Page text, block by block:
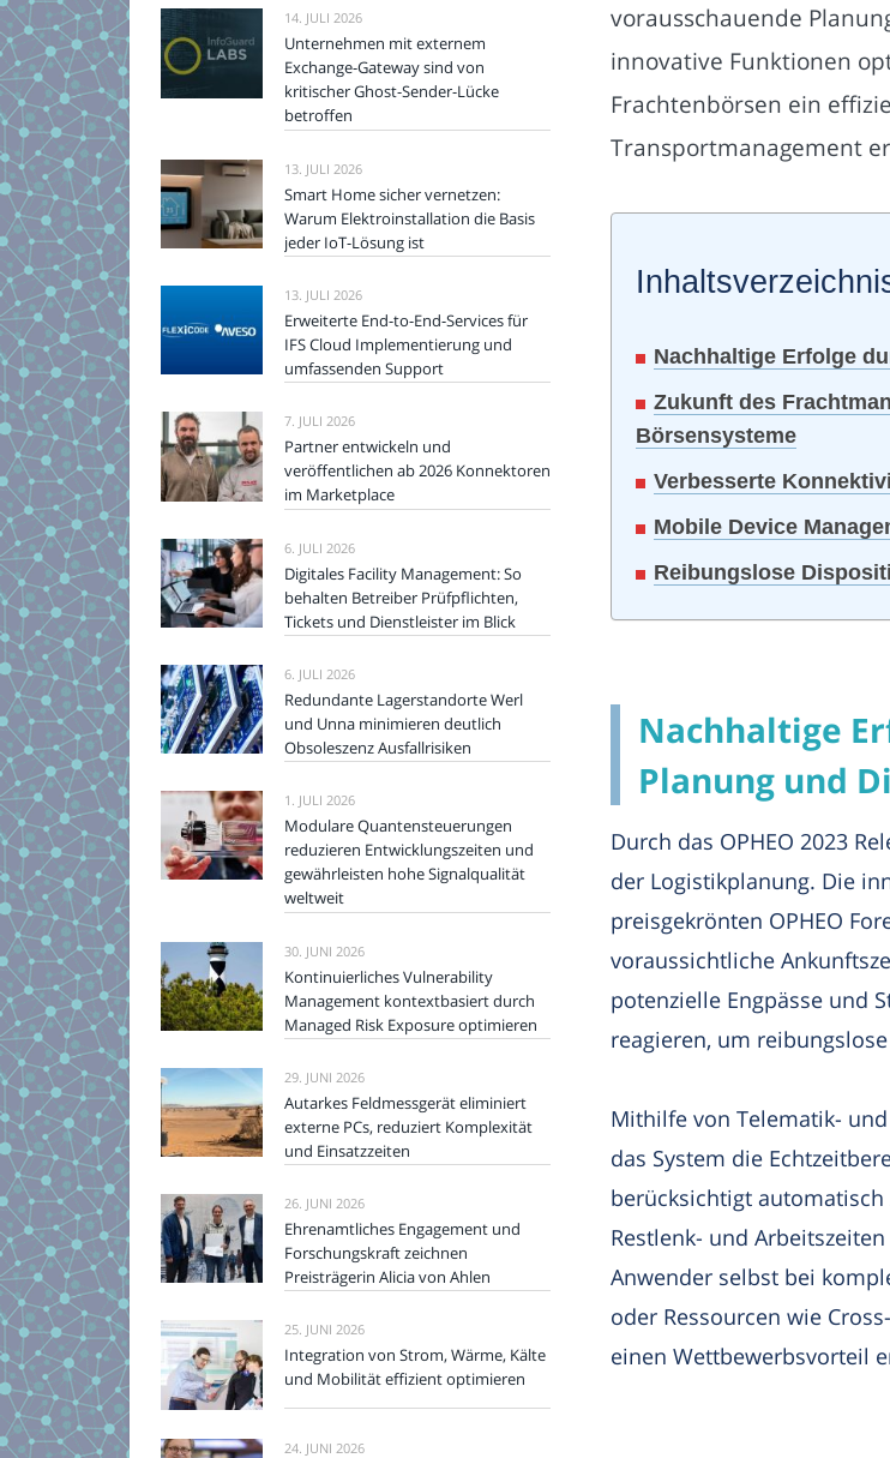
vorausschauende
innovative Funktionen
Frachtenbörsen ein
Transportmanagement
Nachhaltige Erfolge
Zukunft des
Börsensysteme
Verbesserte
Mobile Device
Reibungslose
Nachhaltige
Planung und
Durch das OPHEO 2023
der Logistikplanung. Die
preisgekrönten OPHEO
voraussichtliche
potenzielle Engpässe und
reagieren, um
Mithilfe von Telematik-
das System die
berücksichtigt
Restlenk- und
Anwender selbst bei
oder Ressourcen wie
einen Wettbewerbsvorteil
14. JULI 2026
Unternehmen mit externem
Exchange-Gateway sind von
kritischer Ghost-Sender-Lücke
betroffen
13. JULI 2026
Smart Home sicher vernetzen:
Warum Elektroinstallation die Basis
jeder IoT-Lösung ist
13. JULI 2026
Erweiterte End-to-End-Services für
IFS Cloud Implementierung und
umfassenden Support
7. JULI 2026
Partner entwickeln und
veröffentlichen ab 2026 Konnektoren
im Marketplace
6. JULI 2026
Digitales Facility Management: So
behalten Betreiber Prüfpflichten,
Tickets und Dienstleister im Blick
6. JULI 2026
Redundante Lagerstandorte Werl
und Unna minimieren deutlich
Obsoleszenz Ausfallrisiken
1. JULI 2026
Modulare Quantensteuerungen
reduzieren Entwicklungszeiten und
gewährleisten hohe Signalqualität
weltweit
30. JUNI 2026
Kontinuierliches Vulnerability
Management kontextbasiert durch
Managed Risk Exposure optimieren
29. JUNI 2026
Autarkes Feldmessgerät eliminiert
externe PCs, reduziert Komplexität
und Einsatzzeiten
26. JUNI 2026
Ehrenamtliches Engagement und
Forschungskraft zeichnen
Preisträgerin Alicia von Ahlen
25. JUNI 2026
Integration von Strom, Wärme, Kälte
und Mobilität effizient optimieren
24. JUNI 2026